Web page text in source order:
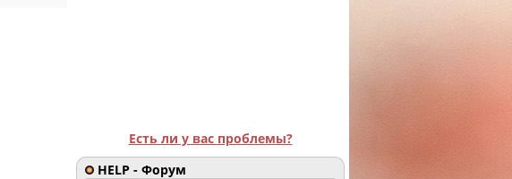
Есть ли у вас проблемы?
HELP - Форум